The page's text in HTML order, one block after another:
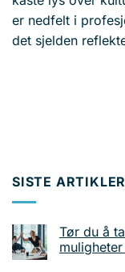
er nedfelt i
det sjelden
SISTE ARTIKLER
Tør du å